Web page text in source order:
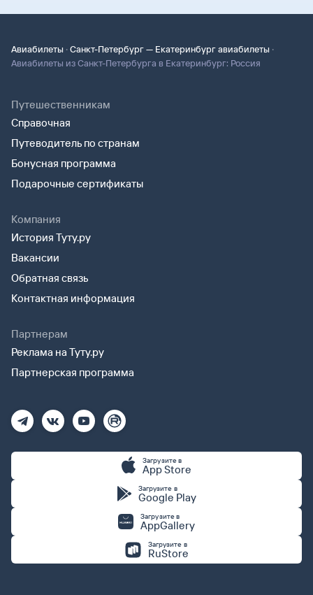
Авиабилеты ·Санкт-Петербург — Екатеринбург авиабилеты ·
Авиабилеты из Санкт-Петербурга в Екатеринбург: Россия
Путешественникам
Справочная
Путеводитель по странам
Бонусная программа
Подарочные сертификаты
Компания
История Туту.ру
Вакансии
Обратная связь
Контактная информация
Партнерам
Реклама на Туту.ру
Партнерская программа
Загрузите в
App Store
Загрузите в
Google Play
Загрузите в
AppGallery
Загрузите в
RuStore